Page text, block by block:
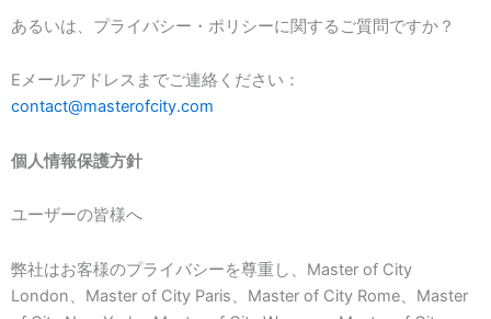
あるいは、プライバシー・ポリシーに関するご質問ですか？
Eメールアドレスまでご連絡ください：
contact@masterofcity.com
個人情報保護方針
ユーザーの皆様へ
弊社はお客様のプライバシーを尊重し、Master of City
London、Master of City Paris、Master of City Rome、Master